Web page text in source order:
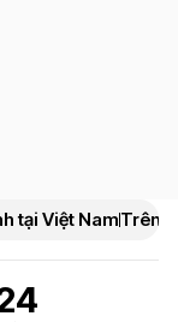
tại Việt NamTrên